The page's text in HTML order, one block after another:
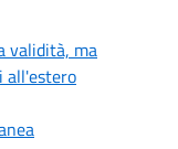
validità, ma
all'estero